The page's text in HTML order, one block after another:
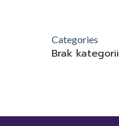
Categories
Brak kategorii